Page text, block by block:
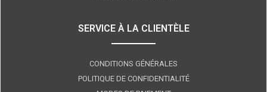
SERVICE À LA CLIENTÈLE
CONDITIONS GÉNÉRALES
POLITIQUE DE CONFIDENTIALITÉ